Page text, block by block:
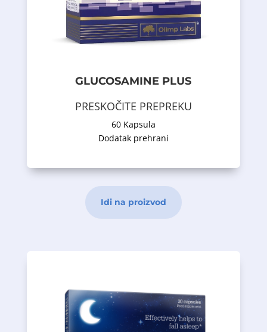
GLUCOSAMINE PLUS
PRESKOČITE PREPREKU
60 Kapsula
Dodatak prehrani
Opis proizvoda
Dodatak prehrani u kapsulama, koji
Glukozamin plussadrži hondroitin
sulfat, glukozamin sulfat i vitamin C, koji
podržava pravilnu proizvodnju kolagena
Idi na proizvod